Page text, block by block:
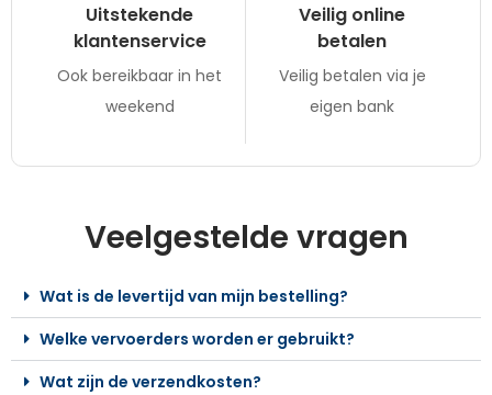
Uitstekende
klantenservice
Ook bereikbaar in het
weekend
Veilig online
betalen
Veilig betalen via je
eigen bank
Veelgestelde vragen
Wat is de levertijd van mijn bestelling?
Welke vervoerders worden er gebruikt?
Wat zijn de verzendkosten?